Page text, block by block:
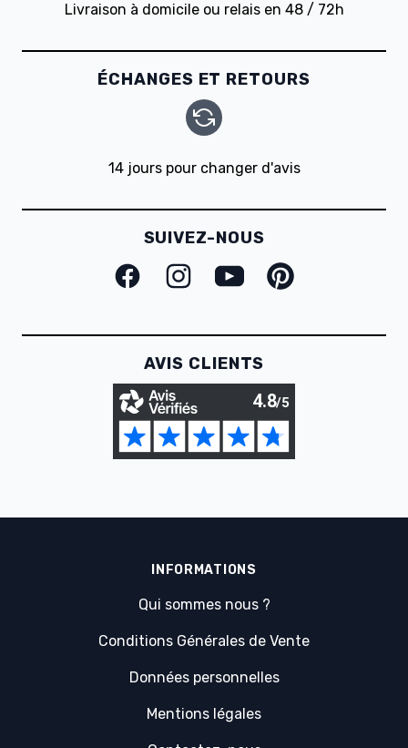
Livraison à domicile ou relais en 48 / 72h
ÉCHANGES ET RETOURS
14 jours pour changer d'avis
SUIVEZ-NOUS
FacebookInstagramYoutubePinterest
AVIS CLIENTS
INFORMATIONS
Qui sommes nous ?
Conditions Générales de Vente
Données personnelles
Mentions légales